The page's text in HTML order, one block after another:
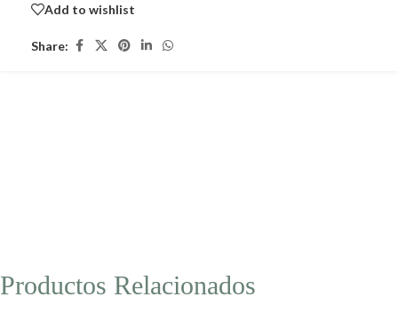
Add to wishlist
Share:
Productos Relacionados